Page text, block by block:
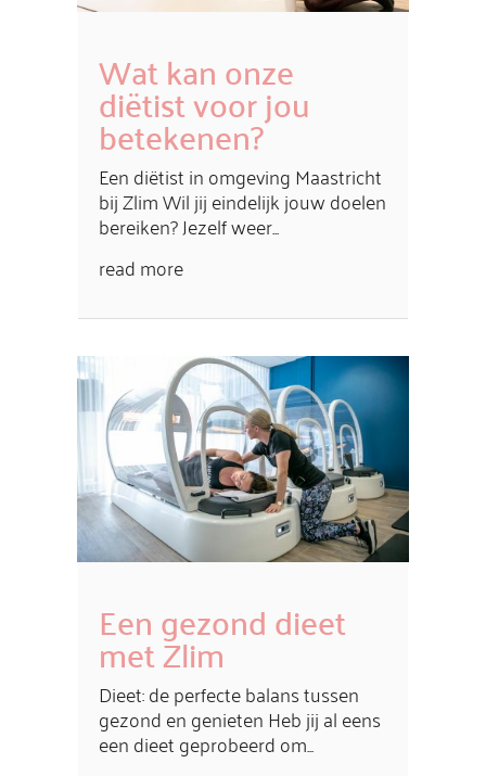
Wat kan onze
diëtist voor jou
betekenen?
Een diëtist in omgeving Maastricht
bij Zlim Wil jij eindelijk jouw doelen
bereiken? Jezelf weer...
read more
Een gezond dieet
met Zlim
Dieet: de perfecte balans tussen
gezond en genieten Heb jij al eens
een dieet geprobeerd om...